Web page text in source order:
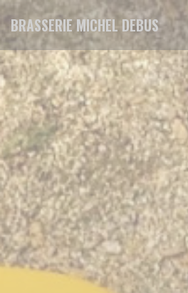
Personalización de sus opciones de cookies
BRASSERIE MICHEL DEBUS